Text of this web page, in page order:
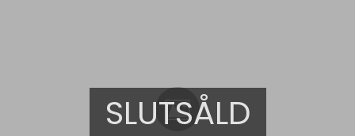
SLUTSÅLD